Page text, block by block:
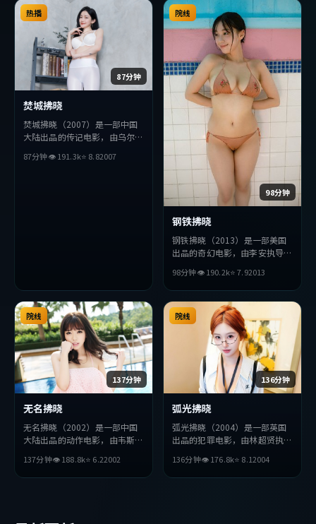
众完整观看。
类型的观众完整观看。
87分钟
热播
焚城拂晓
焚城拂晓（2007）是一部中国
大陆出品的传记电影，由乌尔善
演。影片在叙事与视听上力求突
87分钟👁191.3k⭐ 8.82007
98分钟
院线
钢铁拂晓
钢铁拂晓（2013）是一部美国
出品的奇幻电影，由李安执导，
颖等主演。影片在叙事与视听上
力求突破，探讨人性与抉择，节
奏张弛有度，适合喜欢该类型的
观众完整观看。
98分钟👁190.2k⭐7.92013
137分钟
院线
无名拂晓
无名拂晓（2002）是一部中国
大陆出品的动作电影，由韦斯
遥、朴海日等主演。影片在叙事
与视听上力求突破，探讨人性与
137分钟👁188.8k⭐ 6.22002
136分钟
院线
弧光拂晓
弧光拂晓（2004）是一部英国
出品的犯罪电影，由林超贤执
演。影片在叙事与视听上力求突
破，探讨人性与抉择，节奏张弛
136分钟👁176.8k⭐ 8.12004